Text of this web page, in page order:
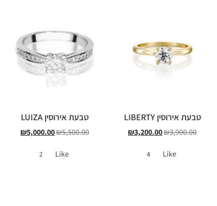
טבעת אירוסין LIBERTY
₪3,900.00
₪3,200.00
Like
4
טבעת אירוסין LUIZA
₪5,500.00
₪5,000.00
Like
2